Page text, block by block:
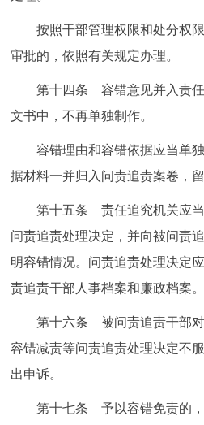
按照干部管理权限和处分权限
审批的，依照有关规定办理。
第十四条 容错意见并入责任
文书中，不再单独制作。
容错理由和容错依据应当单独
据材料一并归入问责追责案卷，留
第十五条 责任追究机关应当
问责追责处理决定，并向被问责
明容错情况。问责追责处理决定
责追责干部人事档案和廉政档案。
第十六条 被问责追责干部对
容错减责等问责追责处理决定不
出申诉。
第十七条 予以容错免责的，